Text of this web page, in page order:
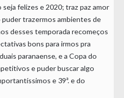
seja felizes e 2020; traz paz amor
trazermos ambientes de
desses temporada recomeços
bons para irmos pra
paranaense, e a Copa do
e puder buscar algo
e 39ª. e do